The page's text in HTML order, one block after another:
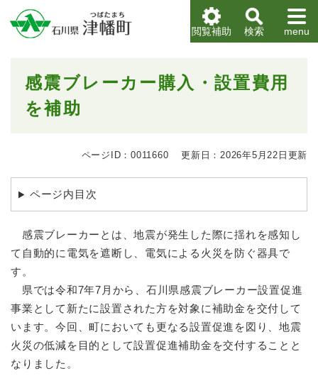
メニューを飛ばして本文へ
閲覧補助
検索 menu
感震ブレーカー購入・設置費用
を補助
ページID：0011660 更新日：2026年5月22日更新
ページ内目次
感震ブレーカーとは、地震が発生した際に揺れを感知し
て自動的に電気を遮断し、電気による火災を防ぐ器具で
す。
県では令和7年7月から、石川県感震ブレーカー設置促進
事業として新たに設置された方を対象に補助金を交付して
います。今回、町においても更なる設置促進を図り、地震
火災の低減を目的として設置促進補助金を交付することと
なりました。